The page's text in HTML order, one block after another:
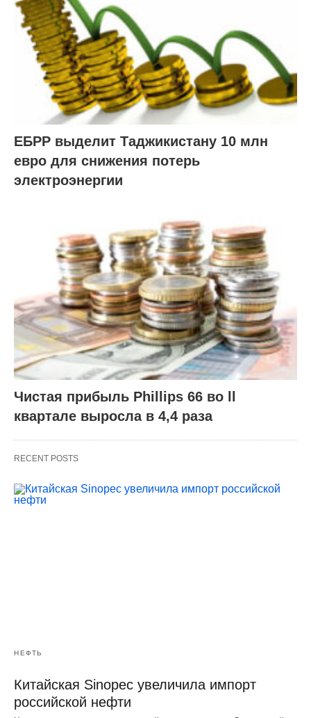
ЕБРР выделит Таджикистану 10 млн
евро для снижения потерь
электроэнергии
Чистая прибыль Phillips 66 во ll
квартале выросла в 4,4 раза
RECENT POSTS
НЕФТЬ
Китайская Sinopec увеличила импорт
российской нефти